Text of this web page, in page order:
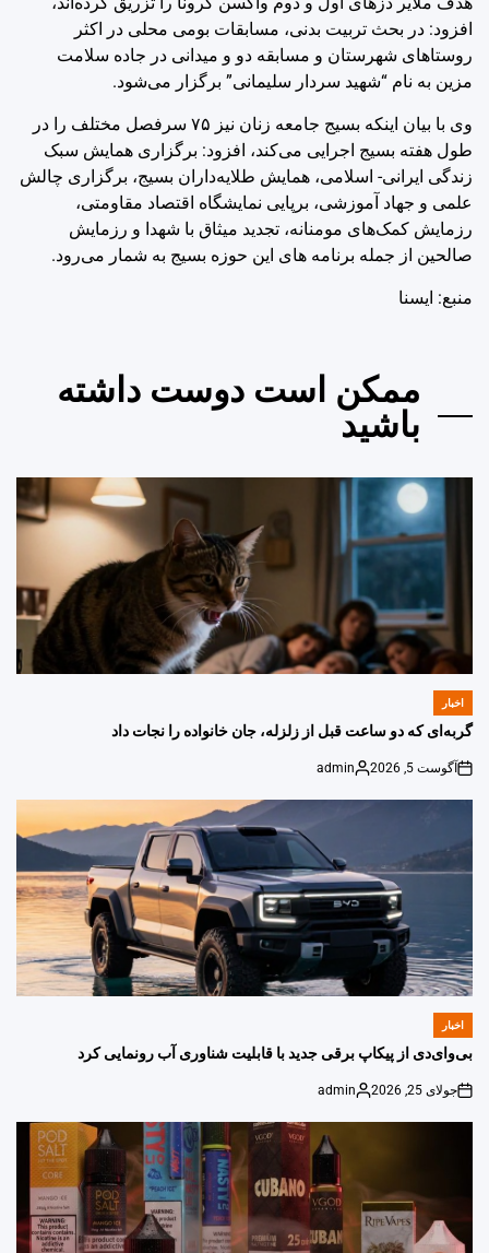
افزود: در بحث تربیت بدنی، مسابقات بومی محلی در اکثر
روستاهای شهرستان و مسابقه دو و میدانی در جاده سلامت
مزین به نام “شهید سردار سلیمانی” برگزار می‌شود.
وی با بیان اینکه بسیج جامعه زنان نیز ۷۵ سرفصل مختلف را در
طول هفته بسیج اجرایی می‌کند، افزود: برگزاری همایش سبک
زندگی ایرانی- اسلامی، همایش طلایه‌داران بسیج، برگزاری چالش
علمی و جهاد آموزشی، برپایی نمایشگاه اقتصاد مقاومتی،
رزمایش کمک‌های مومنانه، تجدید میثاق با شهدا و رزمایش
صالحین از جمله برنامه های این حوزه بسیج به شمار می‌رود.
منبع: ايسنا
ممکن است دوست داشته
باشید
POSTED
IN
اخبار
گربه‌ای که دو ساعت قبل از زلزله، جان خانواده را نجات داد
on
آگوست 5, 2026
Posted
admin
POSTED
اخبار
بی‌وای‌دی از پیکاپ برقی جدید با قابلیت شناوری آب رونمایی کرد
on
جولای 25, 2026
Posted
admin